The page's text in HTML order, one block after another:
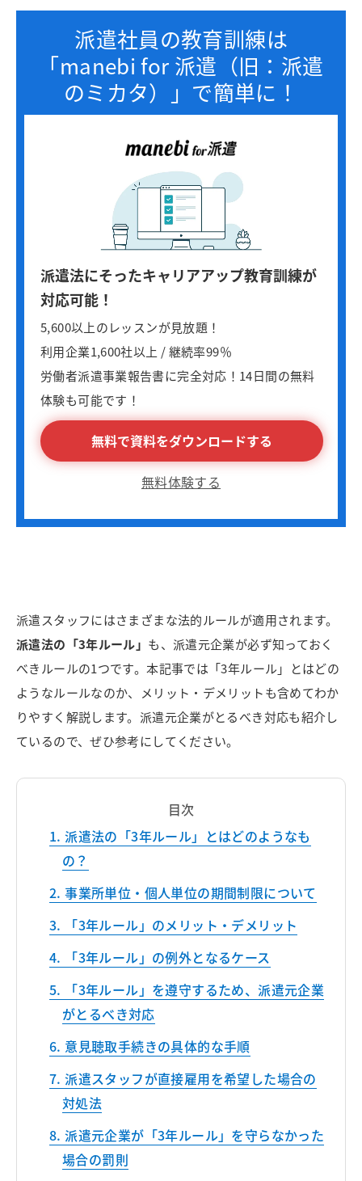
派遣社員の教育訓練は
「manebi for 派遣（旧：派遣
のミカタ）」で簡単に！
派遣法にそったキャリアアップ教育訓練が
対応可能！
5,600以上のレッスンが見放題！
利用企業1,600社以上 / 継続率99％
労働者派遣事業報告書に完全対応！14日間の無料
体験も可能です！
無料で資料をダウンロードする
無料体験する
派遣スタッフにはさまざまな法的ルールが適用されます。
派遣法の「3年ルール」 も、派遣元企業が必ず知っておく
べきルールの1つです。本記事では「3年ルール」とはどの
ようなルールなのか、メリット・デメリットも含めてわか
りやすく解説します。派遣元企業がとるべき対応も紹介し
ているので、ぜひ参考にしてください。
目次
派遣法の「3年ルール」とはどのようなも
の？
事業所単位・個人単位の期間制限について
「3年ルール」のメリット・デメリット
「3年ルール」の例外となるケース
「3年ルール」を遵守するため、派遣元企業
がとるべき対応
意見聴取手続きの具体的な手順
派遣スタッフが直接雇用を希望した場合の
対処法
派遣元企業が「3年ルール」を守らなかった
場合の罰則